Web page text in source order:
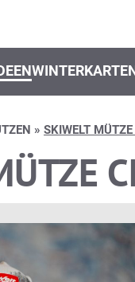
» SKIWELT